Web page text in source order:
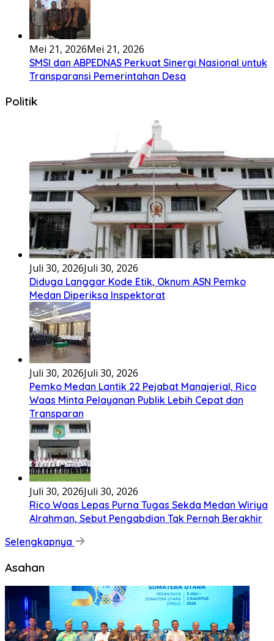
Tenga sakali nouwao khuo he akhigu boi taozui
wa’omasiTabato ia taroi furi[...]
Lirik Seberkas Sinar – Deddy Dores